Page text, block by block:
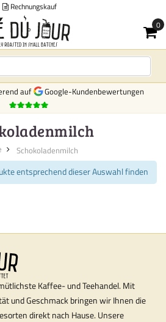
Rechnungskauf
auf Google-Kundenbewertungen
Schokoladenmilch
entsprechend dieser Auswahl finden
Kaffee- und Teehandel. Mit
und Geschmack bringen wir Ihnen die
direkt nach Hause. Unsere